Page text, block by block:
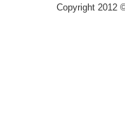
Copyright 2012